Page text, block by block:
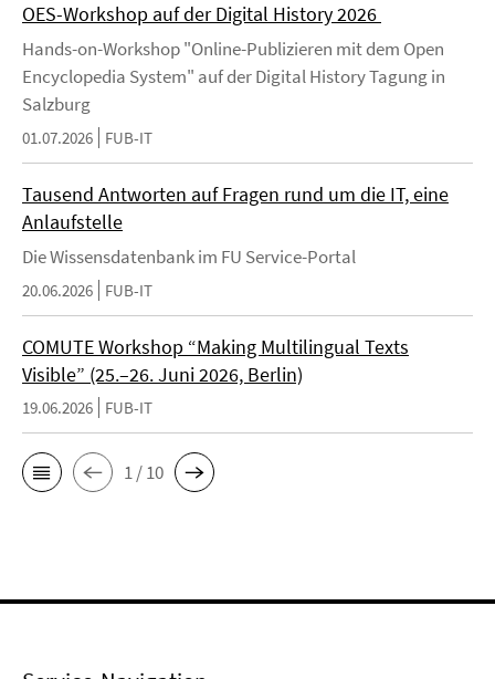
OES-Workshop auf der Digital History 2026
Hands-on-Workshop "Online-Publizieren mit dem Open
Encyclopedia System" auf der Digital History Tagung in
Salzburg
01.07.2026 FUB-IT
Tausend Antworten auf Fragen rund um die IT, eine
Anlaufstelle
Die Wissensdatenbank im FU Service-Portal
20.06.2026 FUB-IT
COMUTE Workshop “Making Multilingual Texts
Visible” (25.–26. Juni 2026, Berlin)
19.06.2026 FUB-IT
1 / 10